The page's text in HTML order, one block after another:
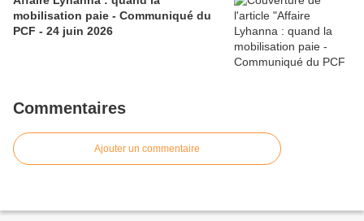
mobilisation paie - Communiqué du
PCF - 24 juin 2026
Commentaires
Ajouter un commentaire